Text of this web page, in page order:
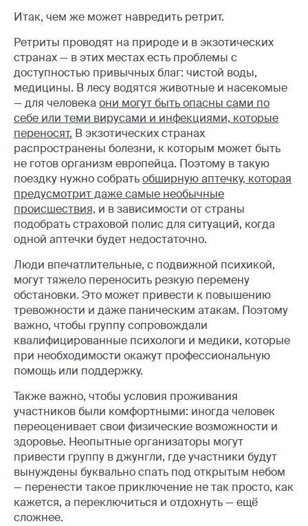
Итак, чем же может навредить ретрит.
Ретриты проводят на природе и в экзотических
странах — в этих местах есть проблемы с
доступностью привычных благ: чистой воды,
медицины. В лесу водятся животные и насекомые
— для человека они могут быть опасны сами по
себе или теми вирусами и инфекциями, которые
переносят. В экзотических странах
распространены болезни, к которым может быть
не готов организм европейца. Поэтому в такую
поездку нужно собратьобширную аптечку, которая
предусмотрит даже самые необычные
происшествия, и в зависимости от страны
подобрать страховой полис для ситуаций, когда
одной аптечки будет недостаточно.
Люди впечатлительные, с подвижной психикой,
могут тяжело переносить резкую перемену
обстановки. Это может привести к повышению
тревожности и даже паническим атакам. Поэтому
важно, чтобы группу сопровождали
квалифицированные психологи и медики, которые
при необходимости окажут профессиональную
помощь или поддержку.
Также важно, чтобы условия проживания
участников были комфортными: иногда человек
переоценивает свои физические возможности и
здоровье. Неопытные организаторы могут
привести группу в джунгли, где участники будут
вынуждены буквально спать под открытым небом
— перенести такое приключение не так просто, как
кажется, а переключиться и отдохнуть — ещё
сложнее.